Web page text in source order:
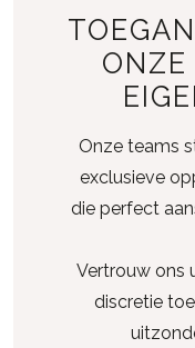
ONZE
Onze teams
exclusieve
die perfect
Vertrouw ons
discretie